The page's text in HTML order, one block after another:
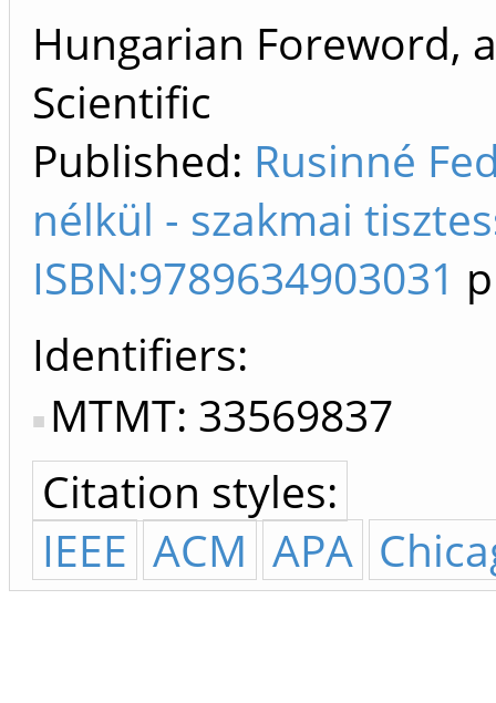
Hungarian Foreword,
Scientific
Published: Rusinné
nélkül - szakmai
ISBN:9789634903031
Identifiers
MTMT: 33569837
Citation styles:
IEEE ACM APA